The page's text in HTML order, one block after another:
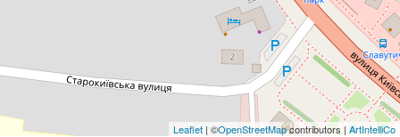
Leaflet | ©OpenStreetMapcontributors | ArtIntelliCo